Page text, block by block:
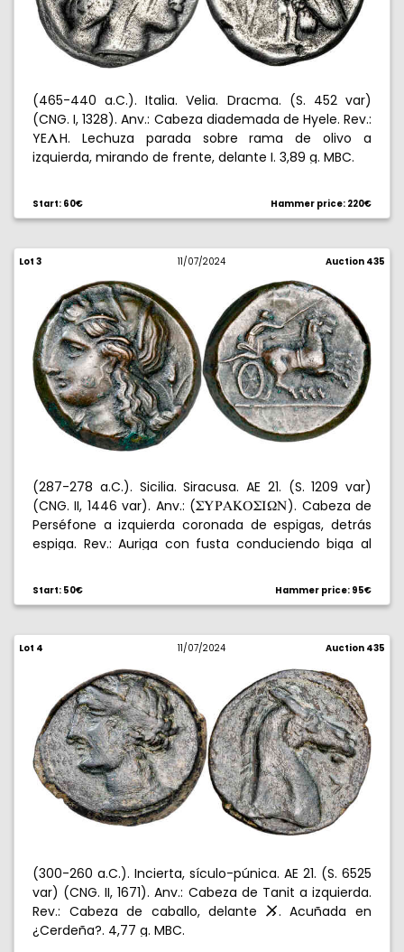
(465-440 a.C.). Italia. Velia. Dracma. (S. 452 var)
(CNG. I, 1328). Anv.: Cabeza diademada de Hyele. Rev.:
YE(H. Lechuza parada sobre rama de olivo a
izquierda, mirando de frente, delante I. 3,89 g. MBC.
Start: 60€ Hammer price: 220€
Lot 3 11/07/2024 Auction 435
(287-278 a.C.). Sicilia. Siracusa. AE 21. (S. 1209 var)
(CNG. II, 1446 var). Anv.: (WYUAKPWI[N). Cabeza de
Perséfone a izquierda coronada de espigas, detrás
espiga. Rev.: Auriga con fusta conduciendo biga al
8,03 g. MBC+.
Start: 50€ Hammer price: 95€
Lot 4 11/07/2024 Auction 435
(300-260 a.C.). Incierta, sículo-púnica. AE 21. (S. 6525
var) (CNG. II, 1671). Anv.: Cabeza de Tanit a izquierda.
Rev.: Cabeza de caballo, delante
F. Acuñada en
¿Cerdeña?. 4,77 g. MBC.